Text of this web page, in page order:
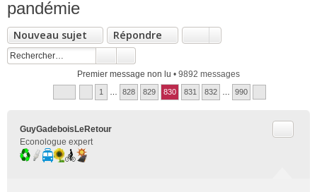
pandémie
Nouveau sujet Répondre
Premier message non lu • 9892 messages
1 828 829 830 831 832 990
GuyGadeboisLeRetour
Econologue expert